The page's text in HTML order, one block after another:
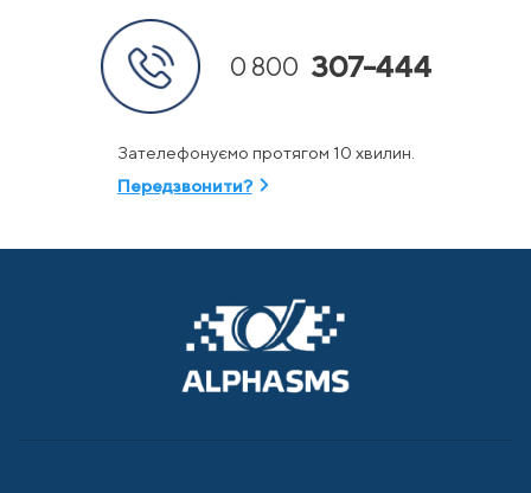
0 800 307-444
Зателефонуємо протягом 10 хвилин.
Передзвонити?